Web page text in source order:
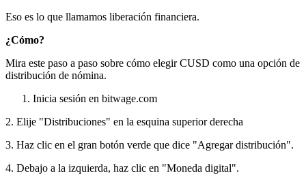
Eso es lo que llamamos liberación financiera.
¿Cómo?
Mira este paso a paso sobre cómo elegir CUSD como una opción de
distribución de nómina.
Inicia sesión en bitwage.com
2. Elije "Distribuciones" en la esquina superior derecha
3. Haz clic en el gran botón verde que dice "Agregar distribución".
4. Debajo a la izquierda, haz clic en "Moneda digital".